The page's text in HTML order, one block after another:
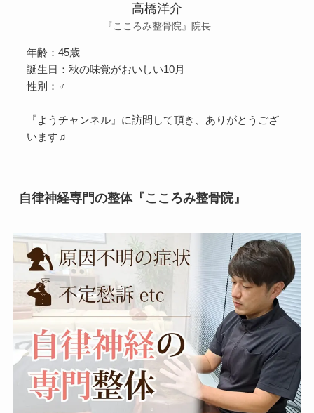
高橋洋介
『こころみ整骨院』院長
年齢：45歳
誕生日：秋の味覚がおいしい10月
性別：♂
『ようチャンネル』に訪問して頂き、ありがとうござ
います♫
自律神経専門の整体『こころみ整骨院』